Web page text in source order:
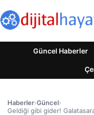
Güncel Haberler
Haberler›Güncel›
Geldiği gibi gider!